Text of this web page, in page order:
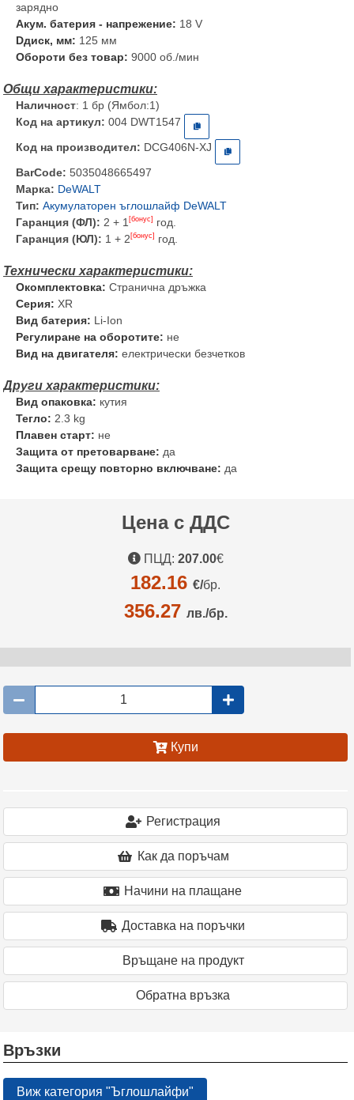
зарядно
Акум. батерия - напрежение: 18 V
Dдиск, мм: 125 мм
Обороти без товар: 9000 об./мин
Наличност: 1 бр (Ямбол:1)
Код на артикул: 004 DWT1547
Код на производител: DCG406N-XJ
BarCode: 5035048665497
Марка: DeWALT
Тип: Акумулаторен ъглошлайф DeWALT
Гаранция (ФЛ): 2 + 1 [бонус]
год.
Гаранция (ЮЛ): 1 + 2 [бонус] год.
Окомплектовка: Странична дръжка
Серия: XR
Вид батерия: Li-Ion
Регулиране на оборотите: не
Вид на двигателя: електрически безчетков
Вид опаковка: кутия
Тегло: 2.3 kg
Плавен старт: не
Защита от претоварване: да
Защита срещу повторно включване: да
Цена с ДДС
ПЦД: 207.00€
182.16 €/бр.
356.27 лв./бр.
Купи
Регистрация
Как да поръчам
Начини на плащане
Доставка на поръчки
Връщане на продукт
Oбратна връзка
Връзки
Виж категория "Ъглошлайфи"